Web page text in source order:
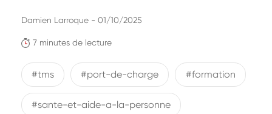
7 minutes de lecture
Damien Larroque - 01/10/2025
#tms #port-de-charge #formation
#sante-et-aide-a-la-personne